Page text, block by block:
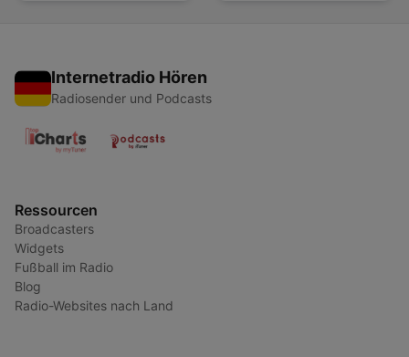
Internetradio Hören
Radiosender und Podcasts
Ressourcen
Broadcasters
Widgets
Fußball im Radio
Blog
Radio-Websites nach Land